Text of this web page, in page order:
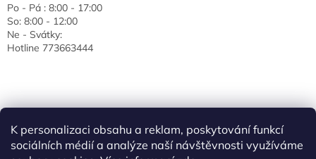
K personalizaci obsahu a reklam, poskytování funkcí
sociálních médií a analýze naší návštěvnosti využíváme
Po - Pá : 8:00 - 17:00
So: 8:00 - 12:00
Ne - Svátky:
Hotline 773663444